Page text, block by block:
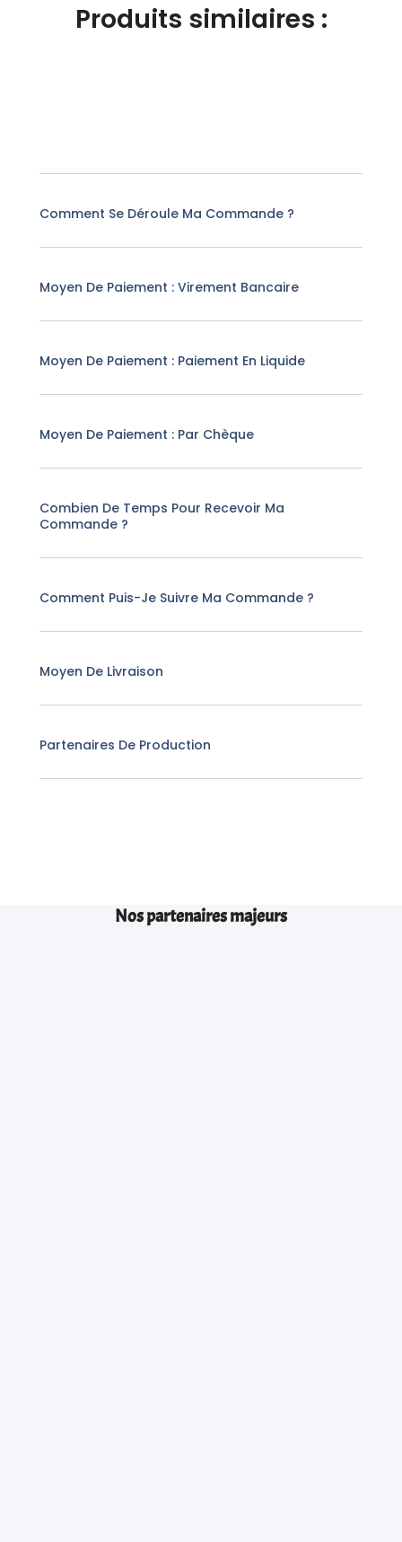
Produits similaires :
Comment Se Déroule Ma Commande ?
Moyen De Paiement : Virement Bancaire
Moyen De Paiement : Paiement En Liquide
Moyen De Paiement : Par Chèque
Combien De Temps Pour Recevoir Ma
Commande ?
Comment Puis-Je Suivre Ma Commande ?
Moyen De Livraison
Partenaires De Production
Nos partenaires majeurs